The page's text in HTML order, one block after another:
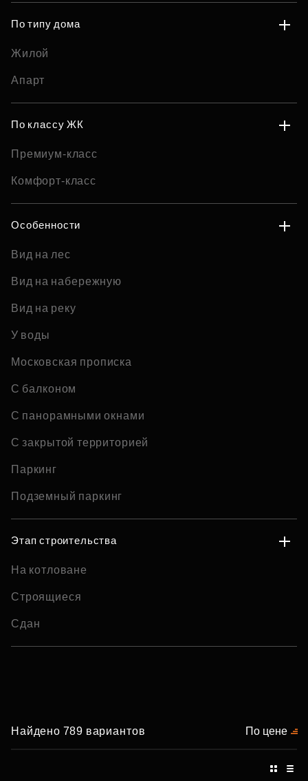
По типу дома
Жилой
Апарт
По классу ЖК
Премиум-класс
Комфорт-класс
Особенности
Вид на лес
Вид на набережную
Вид на реку
У воды
Московская прописка
С балконом
С панорамными окнами
С закрытой территорией
Паркинг
Подземный паркинг
Этап строительства
На котловане
Строящиеся
Сдан
Найдено 789 вариантов По цене